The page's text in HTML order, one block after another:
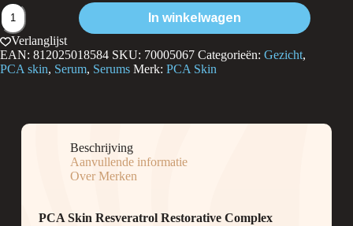
PCA
Skin
Resveratrol
Restorative
Complex
aantal
In winkelwagen
Verlanglijst
EAN: 812025018584 SKU: 70005067 Categorieën: Gezicht,
PCA skin, Serum, Serums Merk: PCA Skin
Beschrijving
Aanvullende informatie
Over Merken
PCA Skin Resveratrol Restorative Complex